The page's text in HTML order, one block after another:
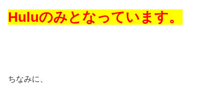
Huluのみとなっています。
ちなみに、